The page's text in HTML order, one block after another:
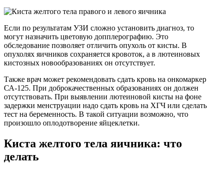
Если по результатам УЗИ сложно установить диагноз, то
могут назначить цветовую допплерографию. Это
обследование позволяет отличить опухоль от кисты. В
опухолях яичников сохраняется кровоток, а в лютеиновых
кистозных новообразованиях он отсутствует.
Также врач может рекомендовать сдать кровь на онкомаркер
СА-125. При доброкачественных образованиях он должен
отсутствовать. При выявлении лютеиновой кисты на фоне
задержки менструации надо сдать кровь на ХГЧ или сделать
тест на беременность. В такой ситуации возможно, что
произошло оплодотворение яйцеклетки.
Киста желтого тела яичника: что
делать